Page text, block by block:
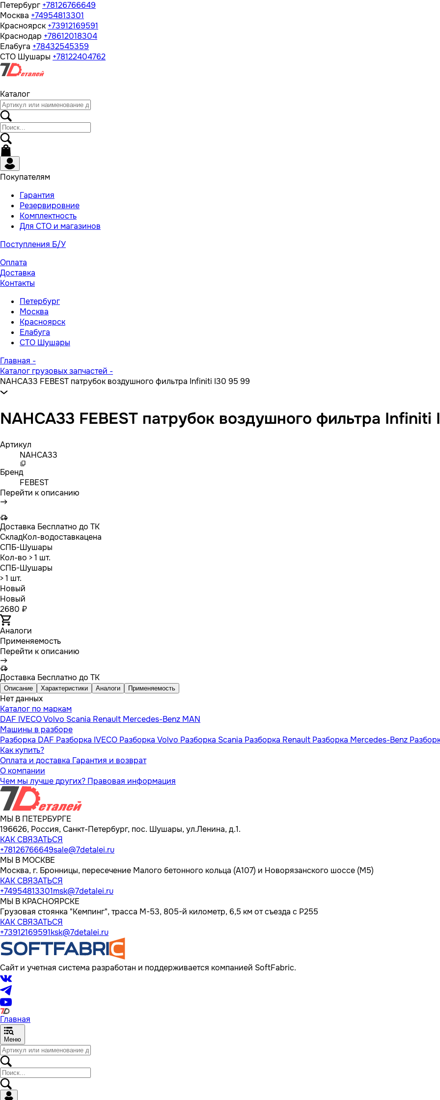
Петербург +78126766649
Москва +74954813301
Красноярск +73912169591
Краснодар +78612018304
Елабуга +78432545359
СТО Шушары +78122404762
Каталог
Покупателям
Гарантия
Резервировние
Комплектность
Для СТО и магазинов
Поступления Б/У
Оплата
Доставка
Контакты
Петербург
Москва
Красноярск
Елабуга
СТО Шушары
Главная -
Каталог грузовых запчастей -
NAHCA33 FEBEST патрубок воздушного фильтра Infiniti I30 95 99
NAHCA33 FEBEST патрубок воздушного фильтра
Артикул
NAHCA33
Бренд
FEBEST
Перейти к описанию
Доставка Бесплатно до ТК
СкладКол-водоставкацена
СПБ-Шушары
Кол-во > 1 шт.
СПБ-Шушары
> 1 шт.
Новый
Новый
2680 ₽
Аналоги
Применяемость
Перейти к описанию
Доставка Бесплатно до ТК
Описание Характеристики Аналоги Применяемость
Нет данных
Каталог по маркам
DAF IVECOVolvo Scania Renault Mercedes-Benz MAN
Машины в разборе
Разборка DAF Разборка IVECO Разборка Volvo Разборка Scania Разборка Renault Разборка Mercedes-Benz
Как купить?
Оплата и доставка Гарантия и возврат
О компании
Чем мы лучше других? Правовая информация
МЫ В ПЕТЕРБУРГЕ
196626, Россия, Санкт-Петербург, пос. Шушары, ул.Ленина, д.1.
КАК СВЯЗАТЬСЯ
+78126766649sale@7detalei.ru
МЫ В МОСКВЕ
Москва, г. Бронницы, пересечение Малого бетонного кольца (А107) и Новорязанского шоссе (М5)
КАК СВЯЗАТЬСЯ
+74954813301msk@7detalei.ru
МЫ В КРАСНОЯРСКЕ
Грузовая стоянка "Кемпинг", трасса M-53, 805-й километр, 6,5 км от съезда с Р255
КАК СВЯЗАТЬСЯ
+73912169591ksk@7detalei.ru
Сайт и учетная система разработан и поддерживается компанией SoftFabric.
Главная
Меню